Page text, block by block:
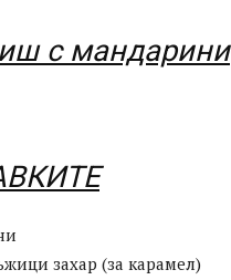
с мандарини
захар (за карамел)